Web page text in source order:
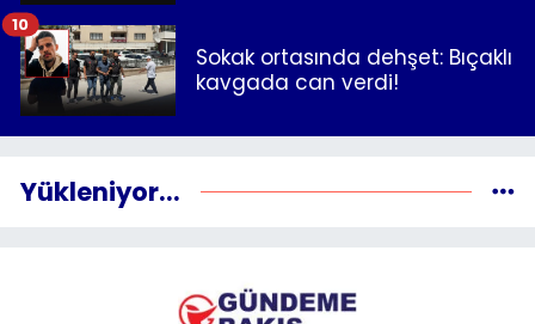
Sokak ortasında dehşet: Bıçaklı
kavgada can verdi!
10
Yükleniyor...